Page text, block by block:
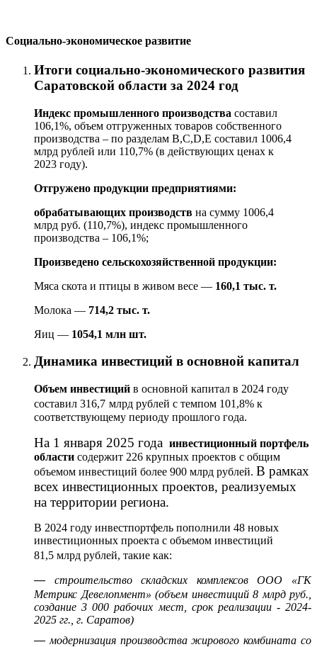
Социально-экономическое развитие
Итоги социально-экономического развития
Саратовской области за 2024 год
Индекс промышленного производства составил
106,1%, объем отгруженных товаров собственного
производства – по разделам В,С,D,Е составил 1006,4
млрд рублей или 110,7% (в действующих ценах к
2023 году).
Отгружено продукции предприятиями:
обрабатывающих производств на сумму 1006,4
млрд руб. (110,7%), индекс промышленного
производства – 106,1%;
Произведено сельскохозяйственной продукции:
Мяса скота и птицы в живом весе — 160,1 тыс. т.
Молока — 714,2 тыс. т.
Яиц — 1054,1 млн шт.
Динамика инвестиций в основной капитал
Объем инвестиций в основной капитал в 2024 году
составил 316,7 млрд рублей с темпом 101,8% к
соответствующему периоду прошлого года.
На 1 января 2025 года инвестиционный портфель
области содержит 226 крупных проектов с общим
объемом инвестиций более 900 млрд рублей. В рамках
всех инвестиционных проектов, реализуемых
на территории региона.
В 2024 году инвестпортфель пополнили 48 новых
инвестиционных проекта с объемом инвестиций
81,5 млрд рублей, такие как:
— строительство складских комплексов ООО «ГК
Метрикс Девелопмент» (объем инвестиций 8 млрд руб.,
создание 3 000 рабочих мест, срок реализации - 2024-
2025 гг., г. Саратов)
— модернизация производства жирового комбината со